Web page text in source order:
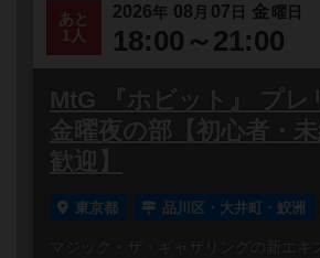
あと
1人
2026年 08 月 07 日 金曜日
18:00～21:00
MtG 『ホビット』 プレ
金曜夜の部【初心者・
歓迎】
東京都 品川区・大井町・鮫洲
マジック・ザ・ギャザリングの新エキ